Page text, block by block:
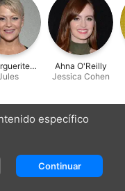
Ahna O'Reilly
Jessica Cohen
específico
Continuar